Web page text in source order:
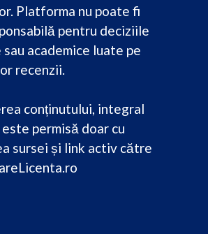
Platforma nu poate fi
pentru deciziile
academice luate pe
recenzii.
conținutului, integral
este permisă doar cu
sursei și link activ către